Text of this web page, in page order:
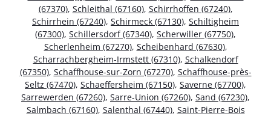
(67370), Schleithal (67160), Schirrhoffen (67240),
Schirrhein (67240), Schirmeck (67130), Schiltigheim
(67300), Schillersdorf (67340), Scherwiller (67750),
Scherlenheim (67270), Scheibenhard (67630),
Scharrachbergheim-Irmstett (67310), Schalkendorf
(67350), Schaffhouse-sur-Zorn (67270), Schaffhouse-près-
Seltz (67470), Schaeffersheim (67150), Saverne (67700),
Sarrewerden (67260), Sarre-Union (67260), Sand (67230),
Salmbach (67160), Salenthal (67440), Saint-Pierre-Bois